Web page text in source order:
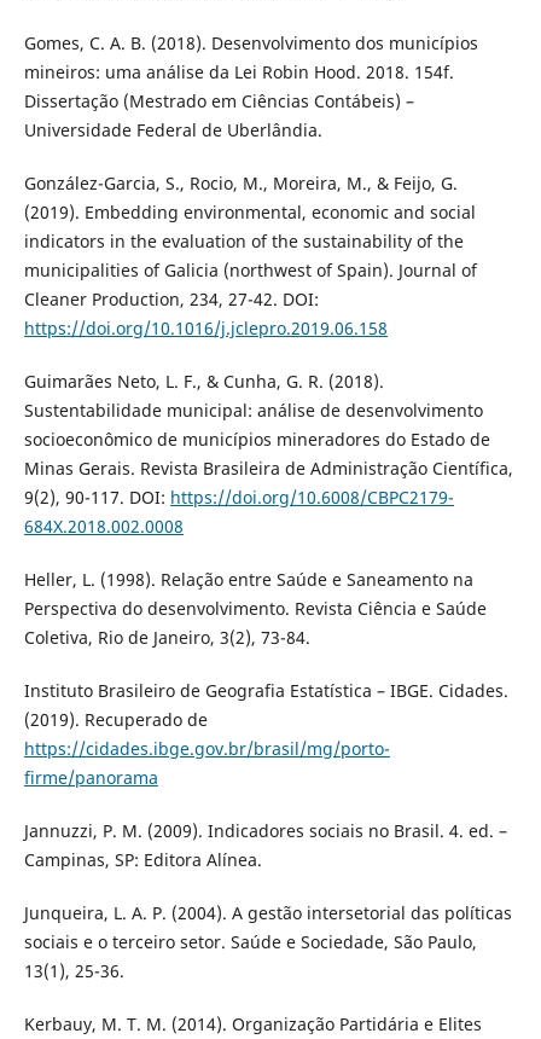
Gomes, C. A. B. (2018). Desenvolvimento dos municípios
mineiros: uma análise da Lei Robin Hood. 2018. 154f.
Dissertação (Mestrado em Ciências Contábeis) –
Universidade Federal de Uberlândia.
González-Garcia, S., Rocio, M., Moreira, M., & Feijo, G.
(2019). Embedding environmental, economic and social
indicators in the evaluation of the sustainability of the
municipalities of Galicia (northwest of Spain). Journal of
Cleaner Production, 234, 27-42. DOI:
https://doi.org/10.1016/j.jclepro.2019.06.158
Guimarães Neto, L. F., & Cunha, G. R. (2018).
Sustentabilidade municipal: análise de desenvolvimento
socioeconômico de municípios mineradores do Estado de
Minas Gerais. Revista Brasileira de Administração Científica,
9(2), 90-117. DOI: https://doi.org/10.6008/CBPC2179-
684X.2018.002.0008
Heller, L. (1998). Relação entre Saúde e Saneamento na
Perspectiva do desenvolvimento. Revista Ciência e Saúde
Coletiva, Rio de Janeiro, 3(2), 73-84.
Instituto Brasileiro de Geografia Estatística – IBGE. Cidades.
(2019). Recuperado de
https://cidades.ibge.gov.br/brasil/mg/porto-
firme/panorama
Jannuzzi, P. M. (2009). Indicadores sociais no Brasil. 4. ed. –
Campinas, SP: Editora Alínea.
Junqueira, L. A. P. (2004). A gestão intersetorial das políticas
sociais e o terceiro setor. Saúde e Sociedade, São Paulo,
13(1), 25-36.
Kerbauy, M. T. M. (2014). Organização Partidária e Elites